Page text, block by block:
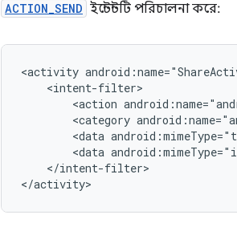
ACTION_SEND ইন্টেন্টটি পরিচালনা করে:
<activity
<action
<category
<data
<data
</intent-filter>
</activity>